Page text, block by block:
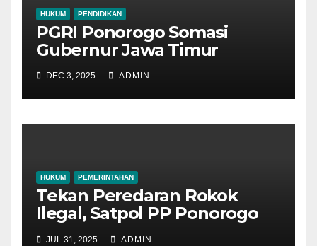
HUKUM PENDIDIKAN
PGRI Ponorogo Somasi
Gubernur Jawa Timur
DEC 3, 2025 ADMIN
HUKUM PEMERINTAHAN
Tekan Peredaran Rokok
Ilegal, Satpol PP Ponorogo
Gencar Sosialisasi
JUL 31, 2025 ADMIN